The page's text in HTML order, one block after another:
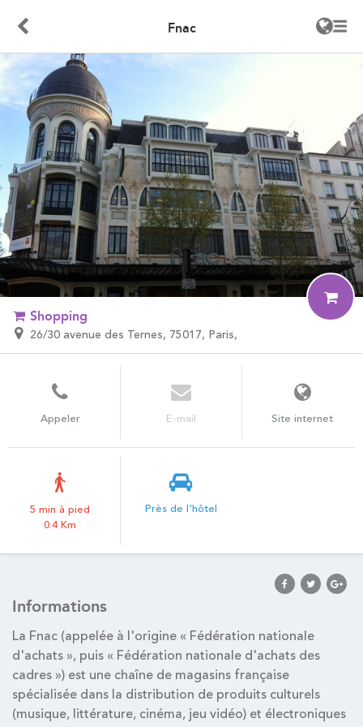
Fnac
Shopping
26/30 avenue des Ternes, 75017, Paris,
Appeler E-mail Site internet
5 min à pied
0.4 Km
Près de l'hôtel
Informations
La Fnac (appelée à l'origine « Fédération nationale
d'achats », puis « Fédération nationale d'achats des
cadres ») est une chaîne de magasins française
spécialisée dans la distribution de produits culturels
(musique, littérature, cinéma, jeu vidéo) et électroniques